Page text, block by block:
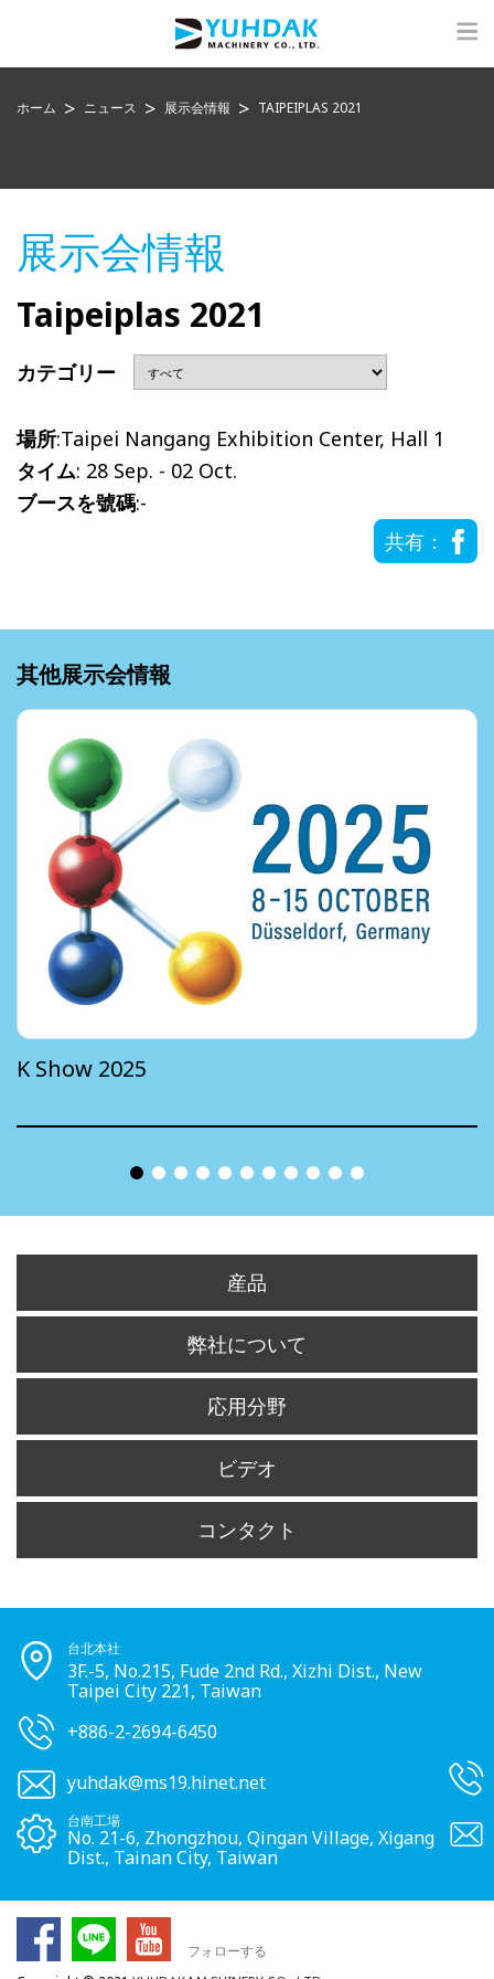
ホーム ニュース 展示会情報 TAIPEIPLAS 2021
展示会情報
Taipeiplas 2021
カテゴリー
場所:Taipei Nangang Exhibition Center, Hall 1
タイム: 28 Sep. - 02 Oct.
ブースを號碼:-
共有：
其他展示会情報
K Show 2025
産品
弊社について
応用分野
ビデオ
コンタクト
台北本社
3F.-5, No.215, Fude 2nd Rd., Xizhi Dist., New
Taipei City 221, Taiwan
+886-2-2694-6450
yuhdak@ms19.hinet.net
台南工場
No. 21-6, Zhongzhou, Qingan Village, Xigang
Dist., Tainan City, Taiwan
フォローする